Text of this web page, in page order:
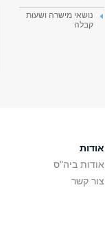
נושאי מישרה ושעות
קבלה
אודות
אודות ביה"ס
צור קשר